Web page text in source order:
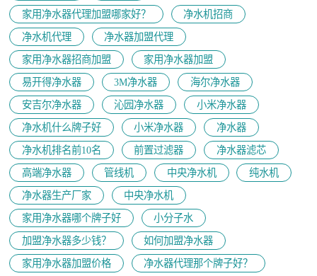
家用净水器代理加盟哪家好？
净水机招商
净水机代理
净水器加盟代理
家用净水器招商加盟
家用净水器加盟
易开得净水器
3M净水器
海尔净水器
安吉尔净水器
沁园净水器
小米净水器
净水机什么牌子好
小米净水器
净水器
净水机排名前10名
前置过滤器
净水器滤芯
高端净水器
管线机 中央净水机
纯水机
净水器生产厂家
中央净水机
家用净水器哪个牌子好
小分子水
加盟净水器多少钱？
如何加盟净水器
家用净水器加盟价格
净水器代理那个牌子好？